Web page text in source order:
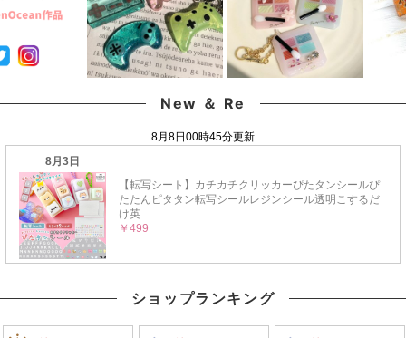
New ＆ Re
ショップランキング